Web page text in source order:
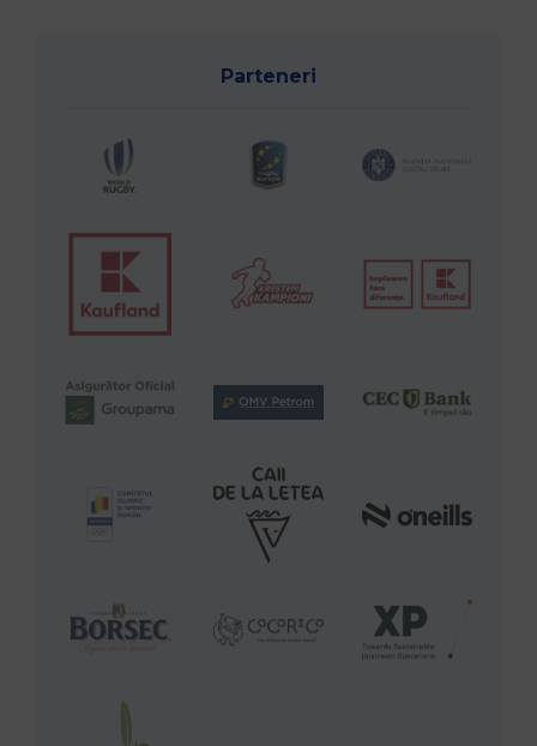
Parteneri